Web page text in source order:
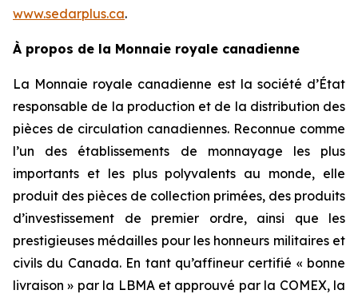
www.sedarplus.ca.
À propos de la Monnaie royale canadienne
La Monnaie royale canadienne est la société d’État
responsable de la production et de la distribution des
pièces de circulation canadiennes. Reconnue comme
l’un des établissements de monnayage les plus
importants et les plus polyvalents au monde, elle
produit des pièces de collection primées, des produits
d’investissement de premier ordre, ainsi que les
prestigieuses médailles pour les honneurs militaires et
civils du Canada. En tant qu’affineur certifié « bonne
livraison » par la LBMA et approuvé par la COMEX, la